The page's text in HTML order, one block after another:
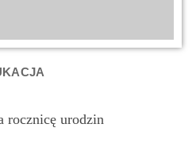
rocznicę urodzin